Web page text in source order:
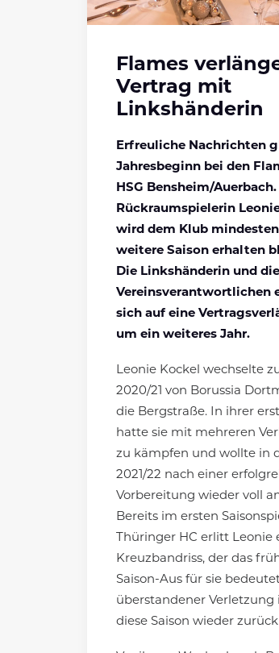
Flames
Vertrag mit
Linkshänderin
Erfreuliche Nachrichten
Jahresbeginn bei den
HSG Bensheim/Auerbach.
Rückraumspielerin
wird dem Klub
weitere Saison erhalten
Die Linkshänderin und die
Vereinsverantwortlichen
sich auf eine
um ein weiteres Jahr.
Leonie Kockel wechselte
2020/21 von Borussia
die Bergstraße. In ihrer
hatte sie mit mehreren
zu kämpfen und wollte in
2021/22 nach einer
Vorbereitung wieder voll
Bereits im ersten
Thüringer HC erlitt Leonie
Kreuzbandriss, der das
Saison-Aus für sie
überstandener Verletzung
diese Saison wieder